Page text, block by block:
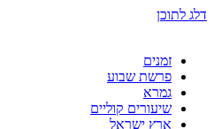
דלג לתוכן
זמנים
פרשת שבוע
גמרא
שיעורים קוליים
ארץ ישראל